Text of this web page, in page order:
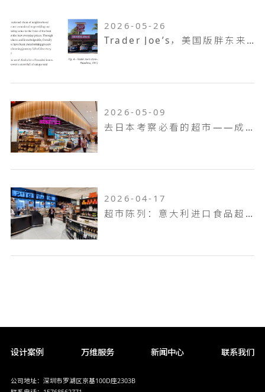
2026-05-26
Trader Joe’s，美国版胖东来，如何成为了坪效之王
2026-05-09
去日本考察必看的超市——成城石井
2026-04-17
超市陈列：意大利进口食品超市Pusateri's
设计案例 万维服务 新闻中心 联系我们
公司地址：深圳市罗湖区京基100D座2303B